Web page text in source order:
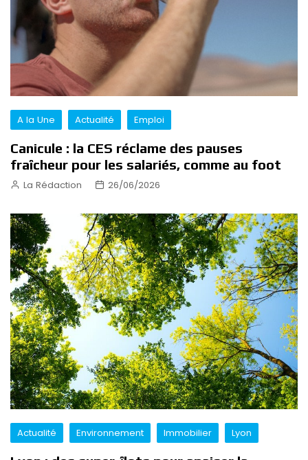
A la Une Actualité Emploi
Canicule : la CES réclame des pauses
fraîcheur pour les salariés, comme au foot
La Rédaction 26/06/2026
Actualité Environnement Immobilier Lyon